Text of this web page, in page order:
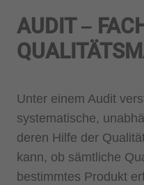
AUDIT –
Unter einem Audit
systematische,
deren Hilfe der
kann, ob sämtliche
bestimmtes Produkt